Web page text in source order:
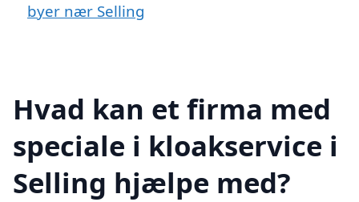
byer nær Selling
Hvad kan et firma med
speciale i kloakservice i
Selling hjælpe med?